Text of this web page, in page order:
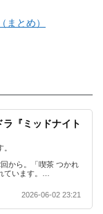
とめ）
ラ『ミッドナイト
から。「喫茶 つかれ
ています。…
2026-06-02 23:21